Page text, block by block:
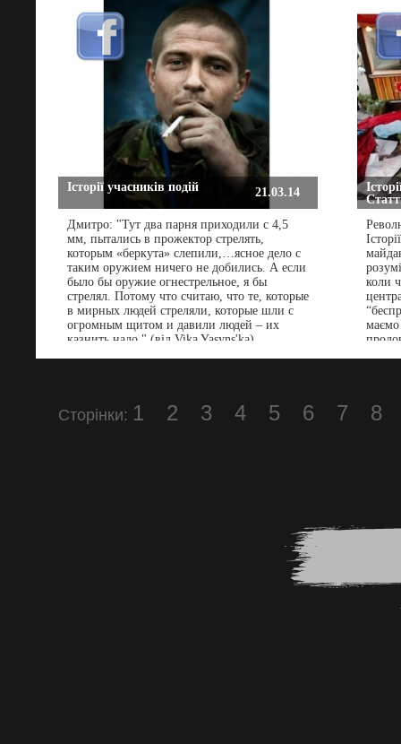
Історії учасників подій 21.03.14
Дмитро: "Тут два парня приходили с 4,5
мм, пытались в прожектор стрелять,
которым «беркута» слепили,…ясное дело с
таким оружием ничего не добились. А если
было бы оружие огнестрельное, я бы
стрелял. Потому что считаю, что те, которые
в мирных людей стреляли, которые шли с
огромным щитом и давили людей – их
казнить надо." (від Vika Yasyns'ka)
коли
маємо
Сторінки: 1 2 3 4 5 6 7 8